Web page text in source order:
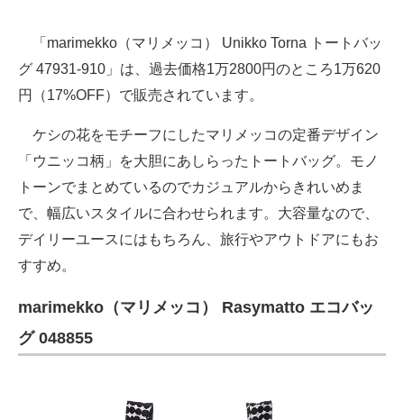
「marimekko（マリメッコ） Unikko Torna トートバッ
グ 47931-910」は、過去価格1万2800円のところ1万620
円（17%OFF）で販売されています。
ケシの花をモチーフにしたマリメッコの定番デザイン
「ウニッコ柄」を大胆にあしらったトートバッグ。モノ
トーンでまとめているのでカジュアルからきれいめま
で、幅広いスタイルに合わせられます。大容量なので、
デイリーユースにはもちろん、旅行やアウトドアにもお
すすめ。
marimekko（マリメッコ） Rasymatto エコバッ
グ 048855